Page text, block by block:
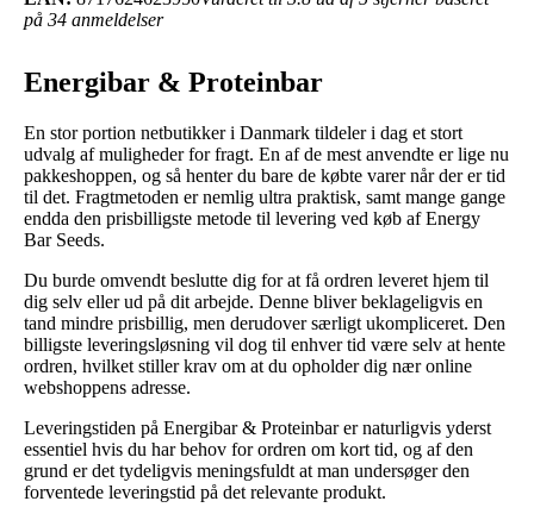
på 34 anmeldelser
Energibar & Proteinbar
En stor portion netbutikker i Danmark tildeler i dag et stort
udvalg af muligheder for fragt. En af de mest anvendte er lige nu
pakkeshoppen, og så henter du bare de købte varer når der er tid
til det. Fragtmetoden er nemlig ultra praktisk, samt mange gange
endda den prisbilligste metode til levering ved køb af Energy
Bar Seeds.
Du burde omvendt beslutte dig for at få ordren leveret hjem til
dig selv eller ud på dit arbejde. Denne bliver beklageligvis en
tand mindre prisbillig, men derudover særligt ukompliceret. Den
billigste leveringsløsning vil dog til enhver tid være selv at hente
ordren, hvilket stiller krav om at du opholder dig nær online
webshoppens adresse.
Leveringstiden på Energibar & Proteinbar er naturligvis yderst
essentiel hvis du har behov for ordren om kort tid, og af den
grund er det tydeligvis meningsfuldt at man undersøger den
forventede leveringstid på det relevante produkt.